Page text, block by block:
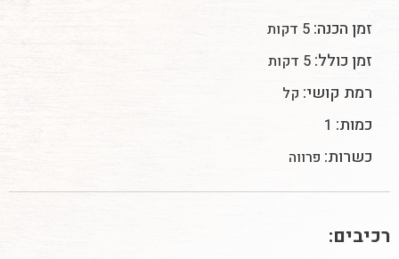
זמן הכנה: 5 דקות
זמן כולל: 5 דקות
רמת קושי: קל
כמות: 1
כשרות: פרווה
רכיבים: